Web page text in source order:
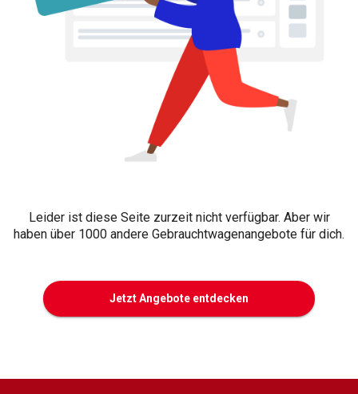
Leider ist diese Seite zurzeit nicht verfügbar. Aber wir
haben über 1000 andere Gebrauchtwagenangebote für dich.
Jetzt Angebote entdecken